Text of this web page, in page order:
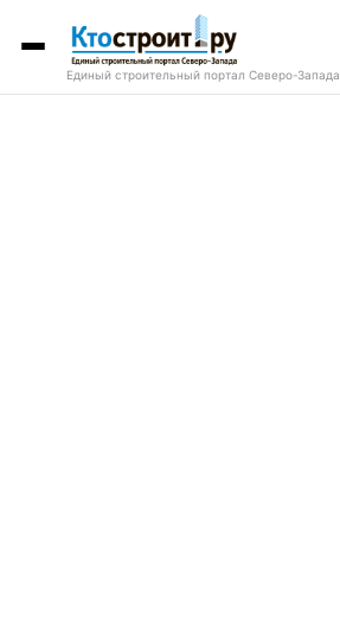
Единый строительный портал Северо-Запада